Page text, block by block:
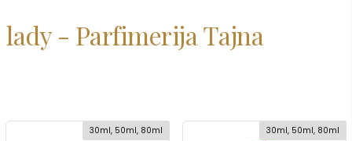
lady - Parfimerija Tajna
30ml, 50ml, 80ml 30ml, 50ml, 80ml